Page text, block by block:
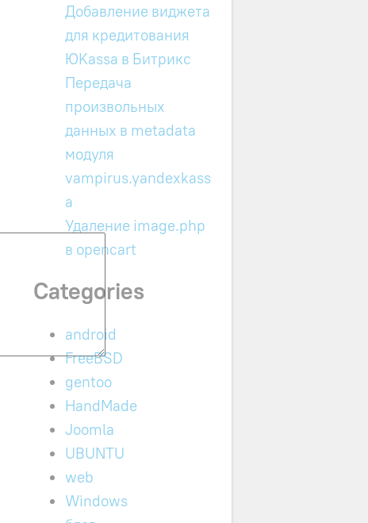
Добавление виджета
для кредитования
ЮKassa в Битрикс
Передача
произвольных
данных в metadata
модуля
vampirus.yandexkass
a
Удаление image.php
в opencart
Categories
android
FreeBSD
gentoo
HandMade
Joomla
UBUNTU
web
Windows